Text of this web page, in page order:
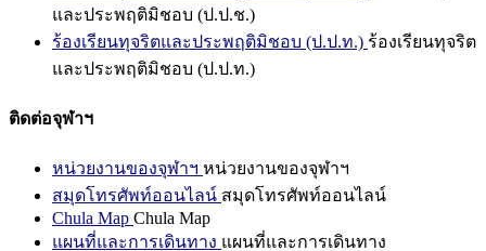
และประพฤติมิชอบ (ป.ป.ช.)
ร้องเรียนทุจริตและประพฤติมิชอบ (ป.ป.ท.) ร้องเรียนทุจริต
และประพฤติมิชอบ (ป.ป.ท.)
ติดต่อจุฬาฯ
หน่วยงานของจุฬาฯ หน่วยงานของจุฬาฯ
สมุดโทรศัพท์ออนไลน์ สมุดโทรศัพท์ออนไลน์
Chula Map Chula Map
แผนที่และการเดินทาง แผนที่และการเดินทาง